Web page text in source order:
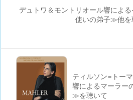
デュトワ＆モントリオール響によ
使いの弟子≫他を
ティルソン=トー
響によるマーラー
≫を聴いて